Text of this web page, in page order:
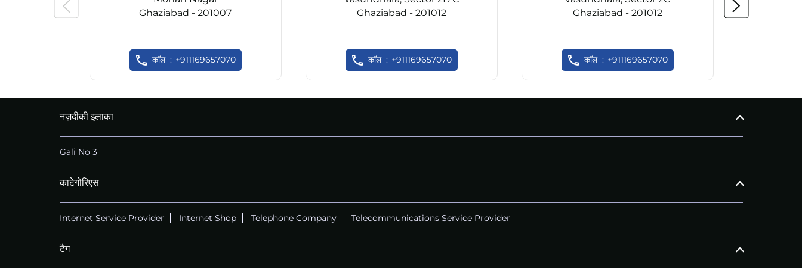
Ghaziabad - 201007
कॉल +911169657070
Ghaziabad - 201012
कॉल +911169657070
Ghaziabad - 201012
कॉल +911169657070
नज़दीकी इलाका
Gali No 3
काटेगोरिएस
Internet Service Provider Internet Shop Telephone Company Telecommunications Service Provider
टैग